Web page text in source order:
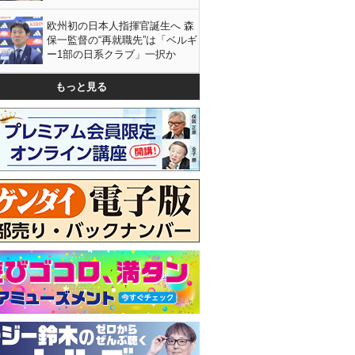
欧州初の日本人指揮官誕生へ 森
保一監督の“再就職先”は「ベルギ
ー1部の日系クラブ」一択か
もっと見る